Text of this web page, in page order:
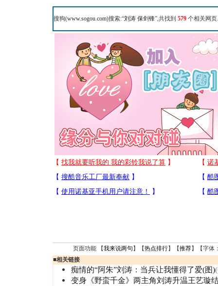
搜狗(www.sogou.com)搜索:“刘涛 保剑锋”,共找到 579 个相关网页.
页面功能 【我来说两句 】【热点排行】【推荐】【字体
■相关链接
痴情的“阿朱”刘涛：当兵让我懂得了爱(图)
变身《野蛮千金》两主角刘涛升温王艺璇